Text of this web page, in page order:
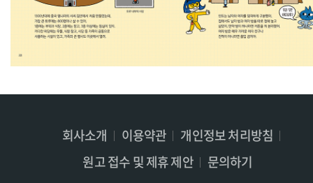
회사소개 이용약관
개인정보 처리방침
원고 접수 및 제휴 제안
문의하기